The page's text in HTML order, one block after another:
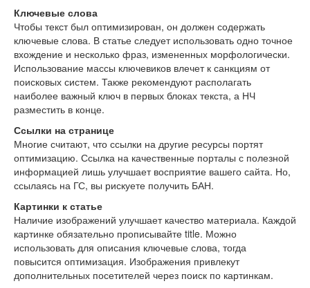
Ключевые слова
Чтобы текст был оптимизирован, он должен содержать
ключевые слова. В статье следует использовать одно точное
вхождение и несколько фраз, измененных морфологически.
Использование массы ключевиков влечет к санкциям от
поисковых систем. Также рекомендуют располагать
наиболее важный ключ в первых блоках текста, а НЧ
разместить в конце.
Ссылки на странице
Многие считают, что ссылки на другие ресурсы портят
оптимизацию. Ссылка на качественные порталы с полезной
информацией лишь улучшает восприятие вашего сайта. Но,
ссылаясь на ГС, вы рискуете получить БАН.
Картинки к статье
Наличие изображений улучшает качество материала. Каждой
картинке обязательно прописывайте title. Можно
использовать для описания ключевые слова, тогда
повысится оптимизация. Изображения привлекут
дополнительных посетителей через поиск по картинкам.